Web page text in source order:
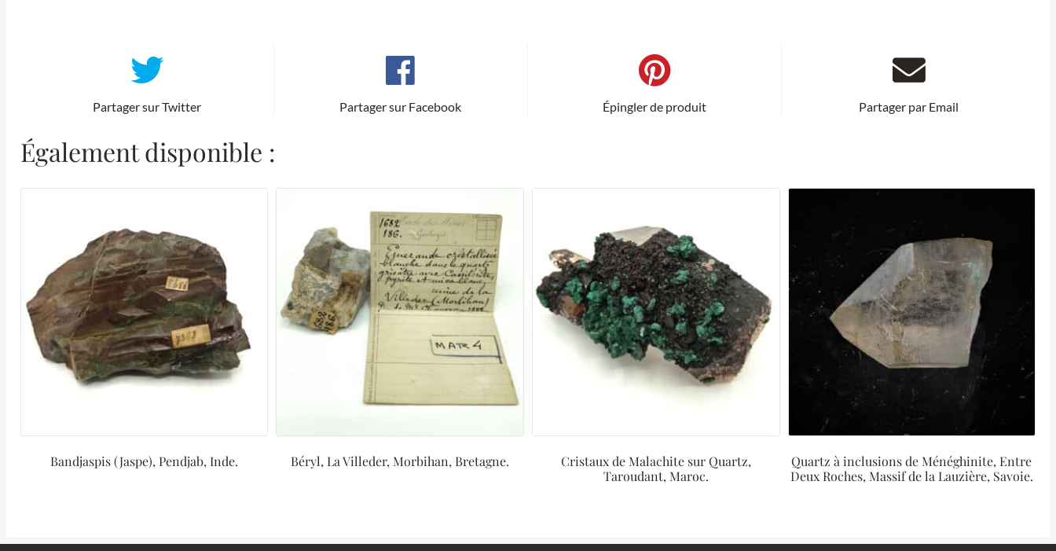
Partager sur Twitter Partager sur Facebook Épingler de produit Partager par Email
Également disponible :
Bandjaspis (Jaspe), Pendjab, Inde. Béryl, La Villeder, Morbihan, Bretagne.
Cristaux de Malachite sur Quartz,
Taroudant, Maroc.
Quartz à inclusions de Ménéghinite, Entre
Deux Roches, Massif de la Lauzière, Savoie.